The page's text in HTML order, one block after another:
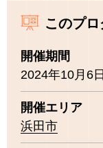
このプ
開催期間
2024年10月6日
開催エリア
浜田市